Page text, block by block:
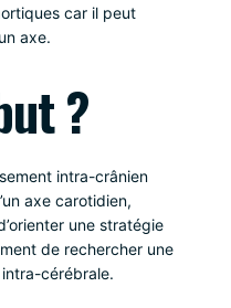
car il peut
axe.
?
intra-crânien
axe carotidien,
une stratégie
de rechercher une
cérébrale.